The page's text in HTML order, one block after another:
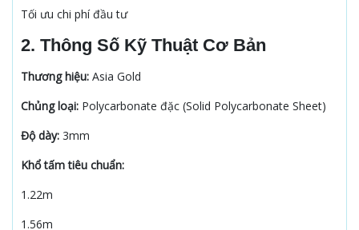
Tối ưu chi phí đầu tư
2. Thông Số Kỹ Thuật Cơ Bản
Thương hiệu: Asia Gold
Chủng loại: Polycarbonate đặc (Solid Polycarbonate Sheet)
Độ dày: 3mm
Khổ tấm tiêu chuẩn:
1.22m
1.56m